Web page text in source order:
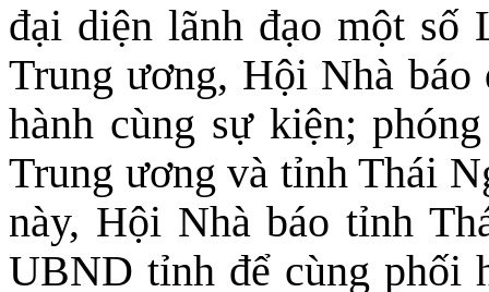
đại diện lãnh đạo một
Trung ương, Hội Nhà
hành cùng sự kiện;
Trung ương và tỉnh Thái
này, Hội Nhà báo tỉnh
UBND tỉnh để cùng phối